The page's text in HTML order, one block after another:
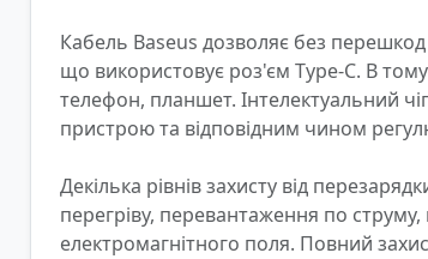
Кабель Baseus дозволяє без
що використовує роз'єм Type-C. В
телефон, планшет. Інтелектуальний
пристрою та відповідним чином
Декілька рівнів захисту від
перегріву, перевантаження по
електромагнітного поля. Повний